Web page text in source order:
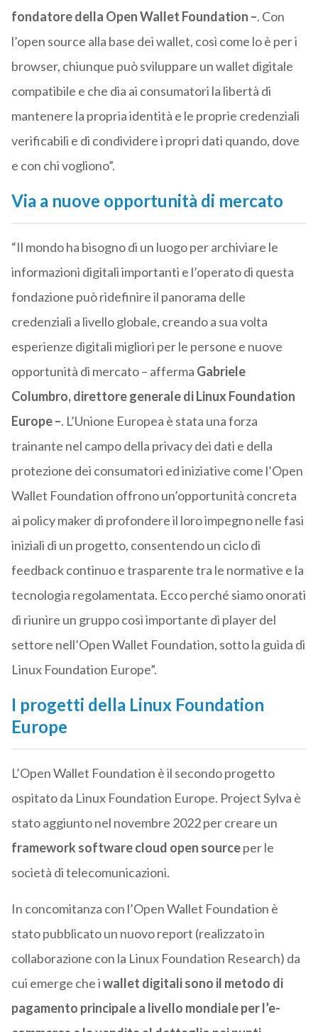
fondatore della Open Wallet Foundation –. Con
l’open source alla base dei wallet, così come lo è per i
browser, chiunque può sviluppare un wallet digitale
compatibile e che dia ai consumatori la libertà di
mantenere la propria identità e le proprie credenziali
verificabili e di condividere i propri dati quando, dove
e con chi vogliono”.
Via a nuove opportunità di mercato
“Il mondo ha bisogno di un luogo per archiviare le
informazioni digitali importanti e l’operato di questa
fondazione può ridefinire il panorama delle
credenziali a livello globale, creando a sua volta
esperienze digitali migliori per le persone e nuove
opportunità di mercato – afferma Gabriele
Columbro, direttore generale di Linux Foundation
Europe –. L’Unione Europea è stata una forza
trainante nel campo della privacy dei dati e della
protezione dei consumatori ed iniziative come l’Open
Wallet Foundation offrono un’opportunità concreta
ai policy maker di profondere il loro impegno nelle fasi
iniziali di un progetto, consentendo un ciclo di
feedback continuo e trasparente tra le normative e la
tecnologia regolamentata. Ecco perché siamo onorati
di riunire un gruppo così importante di player del
settore nell’Open Wallet Foundation, sotto la guida di
Linux Foundation Europe”.
I progetti della Linux Foundation
Europe
L’Open Wallet Foundation è il secondo progetto
ospitato da Linux Foundation Europe. Project Sylva è
stato aggiunto nel novembre 2022 per creare un
framework software cloud open sourceper le
società di telecomunicazioni.
In concomitanza con l’Open Wallet Foundation è
stato pubblicato un nuovo report (realizzato in
collaborazione con la Linux Foundation Research) da
cui emerge che iwallet digitali sono il metodo di
pagamento principale a livello mondiale per l’e-